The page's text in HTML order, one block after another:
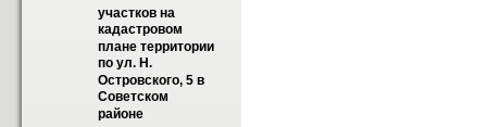
участков на
кадастровом
плане территории
по ул. Н.
Островского, 5 в
Советском
районе